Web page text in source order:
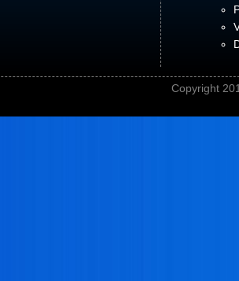
Copyright